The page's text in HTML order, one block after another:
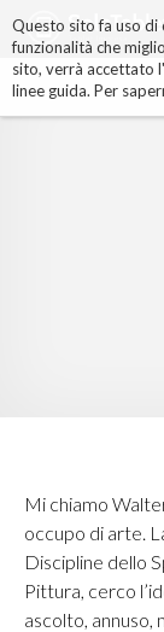
Questo sito fa uso di
funzionalità che
sito, verrà accettato
linee guida. Per
Mi chiamo
occupo di arte.
Discipline dello
Pittura, cerco
ascolto, annuso,